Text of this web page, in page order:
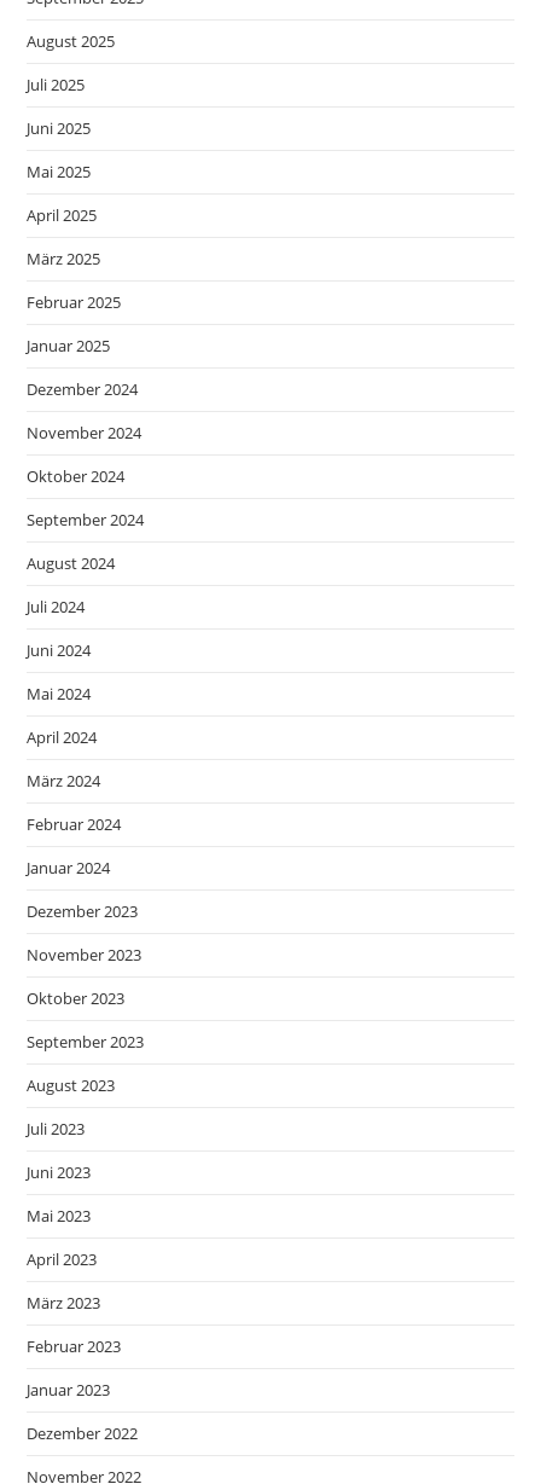
August 2025
Juli 2025
Juni 2025
Mai 2025
April 2025
März 2025
Februar 2025
Januar 2025
Dezember 2024
November 2024
Oktober 2024
September 2024
August 2024
Juli 2024
Juni 2024
Mai 2024
April 2024
März 2024
Februar 2024
Januar 2024
Dezember 2023
November 2023
Oktober 2023
September 2023
August 2023
Juli 2023
Juni 2023
Mai 2023
April 2023
März 2023
Februar 2023
Januar 2023
Dezember 2022
November 2022